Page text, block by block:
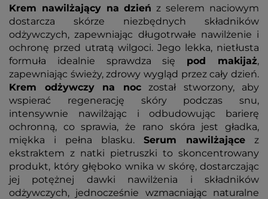
Krem nawilżający na dzień z selerem naciowym
dostarcza skórze niezbędnych składników
odżywczych, zapewniając długotrwałe nawilżenie i
ochronę przed utratą wilgoci. Jego lekka, nietłusta
formuła idealnie sprawdza się pod makijaż,
zapewniając świeży, zdrowy wygląd przez cały dzień.
Krem odżywczy na noczostał stworzony, aby
wspierać regenerację skóry podczas snu,
intensywnie nawilżając i odbudowując barierę
ochronną, co sprawia, że rano skóra jest gładka,
miękka i pełna blasku. Serum nawilżające z
ekstraktem z natki pietruszki to skoncentrowany
produkt, który głęboko wnika w skórę, dostarczając
jej potężnej dawki nawilżenia i składników
odżywczych, jednocześnie wzmacniając naturalne